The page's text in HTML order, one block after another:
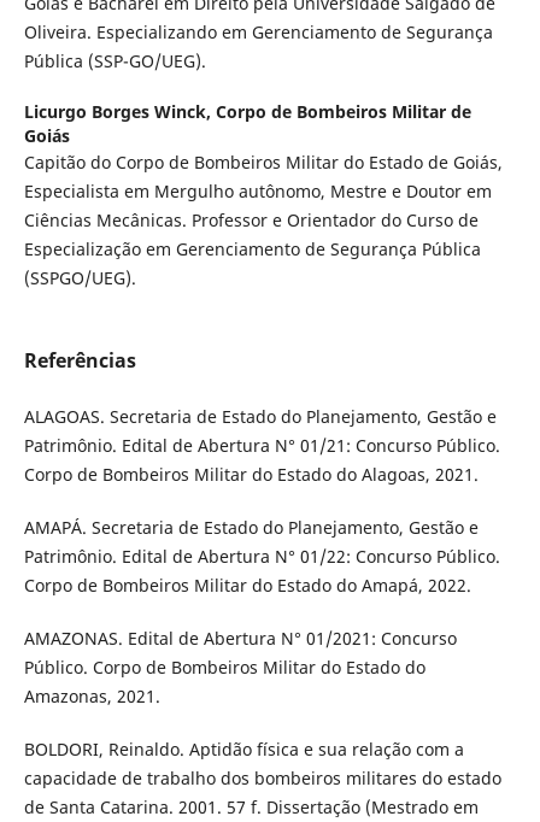
Oliveira. Especializando em Gerenciamento de Segurança
Pública (SSP-GO/UEG).
Licurgo Borges Winck, Corpo de Bombeiros Militar de
Goiás
Capitão do Corpo de Bombeiros Militar do Estado de Goiás,
Especialista em Mergulho autônomo, Mestre e Doutor em
Ciências Mecânicas. Professor e Orientador do Curso de
Especialização em Gerenciamento de Segurança Pública
(SSPGO/UEG).
Referências
ALAGOAS. Secretaria de Estado do Planejamento, Gestão e
Patrimônio. Edital de Abertura N° 01/21: Concurso Público.
Corpo de Bombeiros Militar do Estado do Alagoas, 2021.
AMAPÁ. Secretaria de Estado do Planejamento, Gestão e
Patrimônio. Edital de Abertura N° 01/22: Concurso Público.
Corpo de Bombeiros Militar do Estado do Amapá, 2022.
AMAZONAS. Edital de Abertura N° 01/2021: Concurso
Público. Corpo de Bombeiros Militar do Estado do
Amazonas, 2021.
BOLDORI, Reinaldo. Aptidão física e sua relação com a
capacidade de trabalho dos bombeiros militares do estado
de Santa Catarina. 2001. 57 f. Dissertação (Mestrado em